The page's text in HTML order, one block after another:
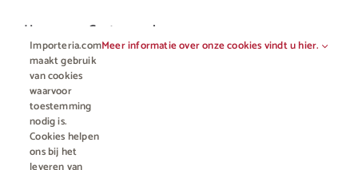
Horeca en Gastronomie
Vakhandel
Importeria.com
maakt gebruik
van cookies
waarvoor
toestemming
nodig is.
Cookies helpen
ons bij het
Meer informatie over onze cookies vindt u hier.